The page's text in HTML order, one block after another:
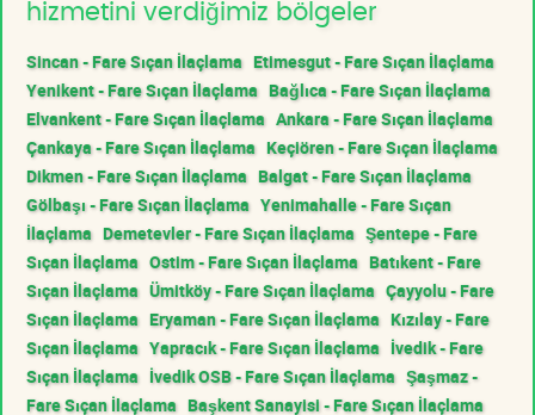
hizmetini verdiğimiz bölgeler
Sincan - Fare Sıçan İlaçlama Etimesgut - Fare Sıçan İlaçlama
Yenikent - Fare Sıçan İlaçlama Bağlıca - Fare Sıçan İlaçlama
Elvankent - Fare Sıçan İlaçlama Ankara - Fare Sıçan İlaçlama
Çankaya - Fare Sıçan İlaçlama Keçiören - Fare Sıçan İlaçlama
Dikmen - Fare Sıçan İlaçlama Balgat - Fare Sıçan İlaçlama
Gölbaşı - Fare Sıçan İlaçlama Yenimahalle - Fare Sıçan
İlaçlama Demetevler - Fare Sıçan İlaçlama Şentepe - Fare
Sıçan İlaçlama Ostim - Fare Sıçan İlaçlama Batıkent - Fare
Sıçan İlaçlama Ümitköy - Fare Sıçan İlaçlama Çayyolu - Fare
Sıçan İlaçlama Eryaman - Fare Sıçan İlaçlama Kızılay - Fare
Sıçan İlaçlama Yapracık - Fare Sıçan İlaçlama İvedik - Fare
Sıçan İlaçlama İvedik OSB - Fare Sıçan İlaçlama Şaşmaz -
Fare Sıçan İlaçlama Başkent Sanayisi - Fare Sıçan İlaçlama